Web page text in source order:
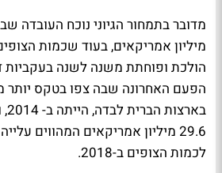
מיליון אמריקאים, בעוד שכמות
הולכת ופוחתת משנה לשנה
לכמות הצופים ב-2018.